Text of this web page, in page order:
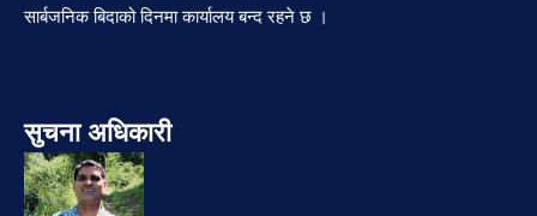
सार्बजनिक बिदाको दिनमा कार्यालय बन्द रहने छ ।
सुचना अधिकारी